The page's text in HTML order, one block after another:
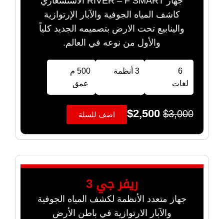
كاشف المياه الجوفية والآبار الإرتوازية
والينابيع تحت الارض بتصميمه الجديد كلياً
والأول من نوعه في العالم.
6
لغات
3 أنظمة
500 م
عمق
$3,000
$2,500 اضف للسلة
ريفر جي 3
جهاز متعدد الأنظمة لكشف المياه الجوفية
والآبار الارتوازية في باطن الأرض